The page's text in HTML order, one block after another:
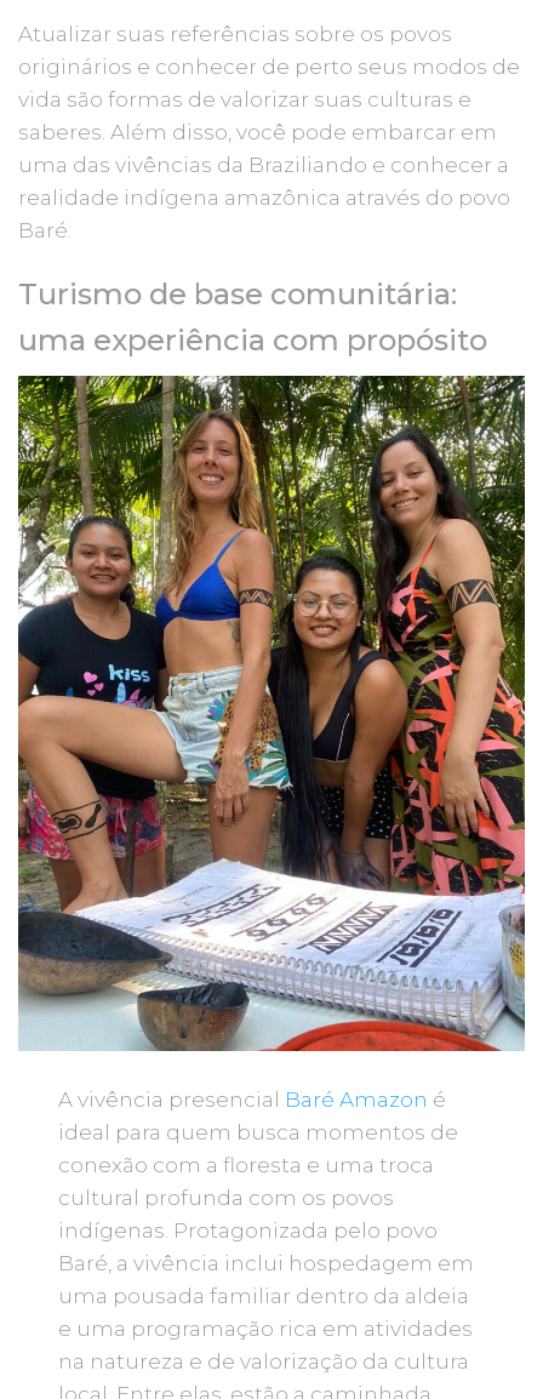
Atualizar suas referências sobre os povos
originários e conhecer de perto seus modos de
vida são formas de valorizar suas culturas e
saberes. Além disso, você pode embarcar em
uma das vivências da Braziliando e conhecer a
realidade indígena amazônica através do povo
Baré.
Turismo de base comunitária:
uma experiência com propósito
A vivência presencial Baré Amazon é
ideal para quem busca momentos de
conexão com a floresta e uma troca
cultural profunda com os povos
indígenas. Protagonizada pelo povo
Baré, a vivência inclui hospedagem em
uma pousada familiar dentro da aldeia
e uma programação rica em atividades
na natureza e de valorização da cultura